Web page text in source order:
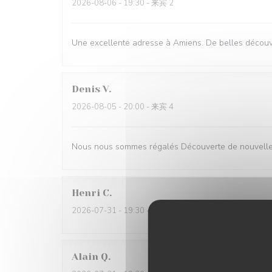
2026-08-06 - 19:30 - 来宾 2
Une excellente adresse à Amiens. De belles
Denis V
2026-08-05 - 20:00 - 来宾 4
Nous nous sommes régalés Découverte de
Henri C
2026-07-31 - 19:30 - 来宾 6
Alain Q